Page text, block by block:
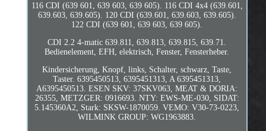
116 CDI (639 601, 639 603, 639 605). 116 CDI 4x4 (639.601,
639.603, 639.605). 120 CDI (639.601, 639.603, 639.605).
122 CDI (639 601, 639 603, 639 605).
CDI 2.2 4-matic 639.811, 639.813, 639.815, 639.71.
Bedienelement, EFH, elektrisch, Fenster, Fensterheber.
Kindersicherung, Knopf, links, Schalter, schwarz, Taste,
Taster. 6395450513, 6395451313, A 6395451313,
A6395450513. ESEN SKV: 37SKV063, MEAT & DORIA:
26355, METZGER: 0916693. NTY: EWS-ME-030, SIDAT:
5.145360A2, Stark: SKSW-1870059. VEMO: V30-73-0223,
WILMINK GROUP: WG1963883.